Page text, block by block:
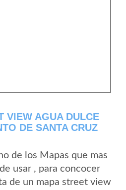
VIEW AGUA DULCE
DE SANTA CRUZ
de los Mapas que mas
usar , para concocer
de un mapa street view